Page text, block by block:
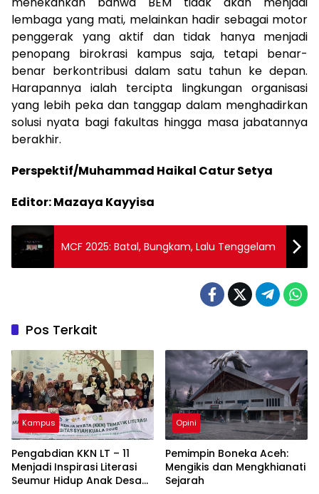
lembaga yang mati, melainkan hadir sebagai motor
penggerak yang aktif dan tidak hanya menjadi
penopang birokrasi kampus saja, tetapi benar-
benar berkontribusi dalam satu tahun ke depan.
Harapannya ialah tercipta lingkungan organisasi
yang lebih peka dan tanggap dalam menghadirkan
solusi nyata bagi fakultas hingga masa jabatannya
berakhir.
Perspektif/Muhammad Haikal Catur Setya
Editor: Mazaya Kayyisa
MCF 2025: Batal, Bungkam, Lalu Tenggelam
Pos Terkait
Kampus
Pengabdian KKN LT – 11
Menjadi Inspirasi Literasi
Seumur Hidup Anak Desa
Opini
Pemimpin Boneka Aceh:
Mengikis dan Mengkhianati
Sejarah